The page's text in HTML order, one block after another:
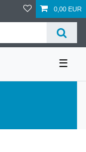
0,00 EUR
☰